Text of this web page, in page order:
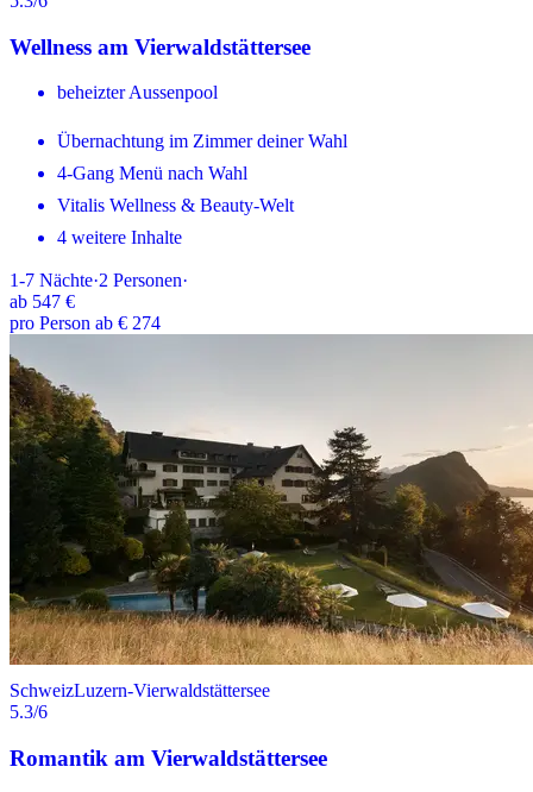
Wellness am Vierwaldstättersee
beheizter Aussenpool
Übernachtung im Zimmer deiner Wahl
4-Gang Menü nach Wahl
Vitalis Wellness & Beauty-Welt
4 weitere Inhalte
1-7 Nächte·2 Personen·
ab 547 €
pro Person ab € 274
SchweizLuzern-Vierwaldstättersee
5.3/6
Romantik am Vierwaldstättersee